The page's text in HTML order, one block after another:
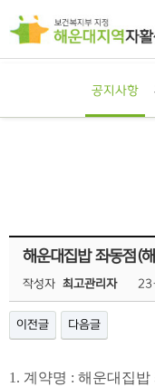
공지사항
해운대집밥 좌동점(
작성자 최고관리자
이전글 다음글
1. 계약명 : 해운대집밥